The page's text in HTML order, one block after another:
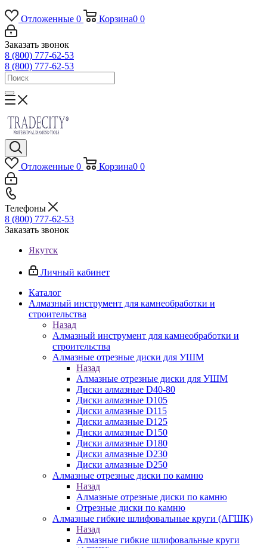
Отложенные 0 Корзина0 0
Заказать звонок
8 (800) 777-62-53
8 (800) 777-62-53
Отложенные 0 Корзина0 0
Телефоны
8 (800) 777-62-53
Заказать звонок
Якутск
Личный кабинет
Каталог
Алмазный инструмент для камнеобработки и
строительства
Назад
Алмазный инструмент для камнеобработки и
строительства
Алмазные отрезные диски для УШМ
Назад
Алмазные отрезные диски для УШМ
Диски алмазные D40-80
Диски алмазные D105
Диски алмазные D115
Диски алмазные D125
Диски алмазные D150
Диски алмазные D180
Диски алмазные D230
Диски алмазные D250
Алмазные отрезные диски по камню
Назад
Алмазные отрезные диски по камню
Отрезные диски по камню
Алмазные гибкие шлифовальные круги (АГШК)
Назад
Алмазные гибкие шлифовальные круги